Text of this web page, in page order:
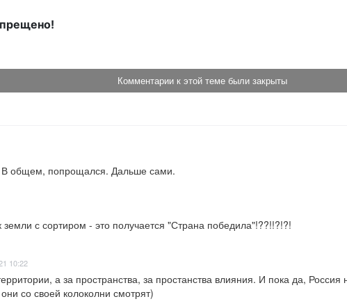
Комментарии к этой теме были закрыты
В общем, попрощался. Дальше сами.
земли с сортиром - это получается "Страна победила"!??!!?!?!
10:22
а за пространства, за простанства влияния. И пока да,
со своей колоколни смотрят)